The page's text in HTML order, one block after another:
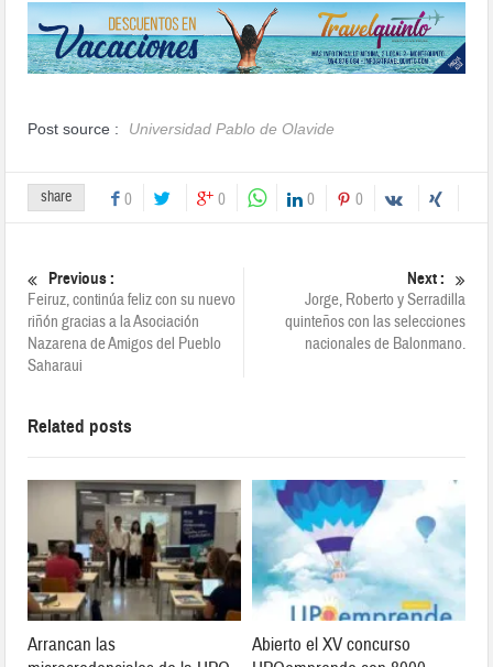
Post source : Universidad Pablo de Olavide
share 0 0 0 0
Previous :
Feiruz, continúa feliz con su nuevo
riñón gracias a la Asociación
Nazarena de Amigos del Pueblo
Saharaui
Next :
Jorge, Roberto y Serradilla
quinteños con las selecciones
nacionales de Balonmano.
Related posts
Arrancan las
Abierto el XV concurso